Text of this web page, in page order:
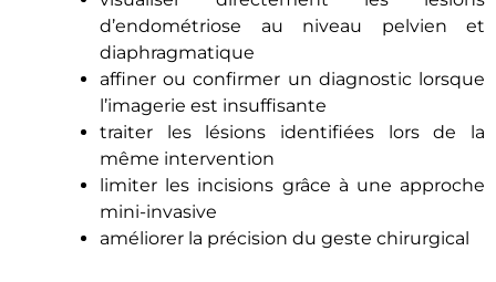
d’endométriose au niveau pelvien et
diaphragmatique
affiner ou confirmer un diagnostic lorsque
l’imagerie est insuffisante
traiter les lésions identifiées lors de la
même intervention
limiter les incisions grâce à une approche
mini-invasive
améliorer la précision du geste chirurgical